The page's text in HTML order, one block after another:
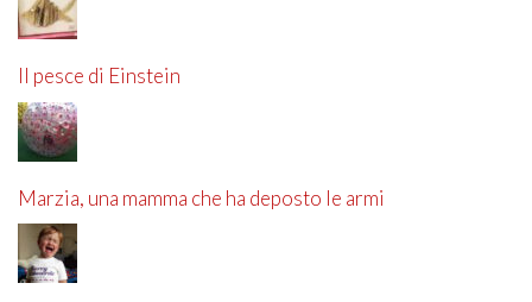
Il pesce di Einstein
Marzia, una mamma che ha deposto le armi